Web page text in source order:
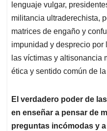
lenguaje vulgar,
militancia ultraderechista,
matrices de engaño y
impunidad y desprecio por
las víctimas y altisonancia
ética y sentido común de
El verdadero poder de
en enseñar a pensar de
preguntas incómodas y